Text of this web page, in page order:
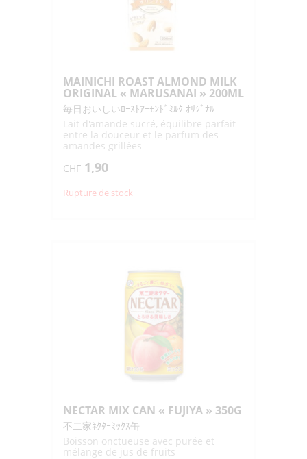
MAINICHI ROAST ALMOND MILK
ORIGINAL « MARUSANAI » 200ML
毎日おいしいﾛｰｽﾄｱｰﾓﾝﾄﾞﾐﾙｸ ｵﾘｼﾞﾅﾙ
Lait d'amande sucré, équilibre parfait
entre la douceur et le parfum des
amandes grillées
CHF 1,90
Rupture de stock
NECTAR MIX CAN « FUJIYA » 350G
不二家ﾈｸﾀｰﾐｯｸｽ缶
Boisson onctueuse avec purée et
mélange de jus de fruits